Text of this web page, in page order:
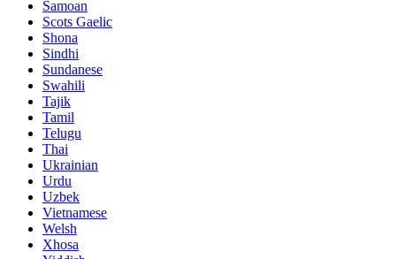
Samoan
Scots Gaelic
Shona
Sindhi
Sundanese
Swahili
Tajik
Tamil
Telugu
Thai
Ukrainian
Urdu
Uzbek
Vietnamese
Welsh
Xhosa